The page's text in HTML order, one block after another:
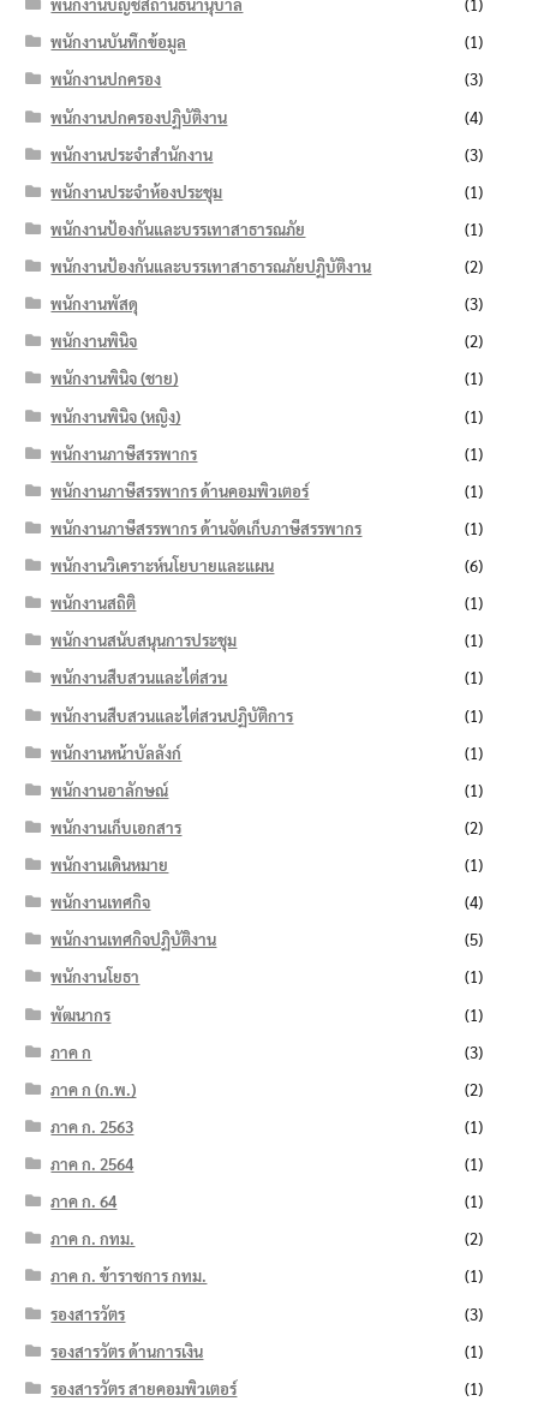
พนักงานบัญชีสถานธนานุบาล
(1)
พนักงานบันทึกข้อมูล
(1)
พนักงานปกครอง
(3)
พนักงานปกครองปฏิบัติงาน
(4)
พนักงานประจำสำนักงาน
(3)
พนักงานประจำห้องประชุม
(1)
พนักงานป้องกันและบรรเทาสาธารณภัย
(1)
พนักงานป้องกันและบรรเทาสาธารณภัยปฏิบัติงาน
(2)
พนักงานพัสดุ
(3)
พนักงานพินิจ
(2)
พนักงานพินิจ (ชาย)
(1)
พนักงานพินิจ (หญิง)
(1)
พนักงานภาษีสรรพากร
(1)
พนักงานภาษีสรรพากร ด้านคอมพิวเตอร์
(1)
พนักงานภาษีสรรพากร ด้านจัดเก็บภาษีสรรพากร
(1)
พนักงานวิเคราะห์นโยบายและแผน
(6)
พนักงานสถิติ
(1)
พนักงานสนับสนุนการประชุม
(1)
พนักงานสืบสวนและไต่สวน
(1)
พนักงานสืบสวนและไต่สวนปฏิบัติการ
(1)
พนักงานหน้าบัลลังก์
(1)
พนักงานอาลักษณ์
(1)
พนักงานเก็บเอกสาร
(2)
พนักงานเดินหมาย
(1)
พนักงานเทศกิจ
(4)
พนักงานเทศกิจปฏิบัติงาน
(5)
พนักงานโยธา
(1)
พัฒนากร
(1)
ภาค ก
(3)
ภาค ก (ก.พ.)
(2)
ภาค ก. 2563
(1)
ภาค ก. 2564
(1)
ภาค ก. 64
(1)
ภาค ก. กทม.
(2)
ภาค ก. ข้าราชการ กทม.
(1)
รองสารวัตร
(3)
รองสารวัตร ด้านการเงิน
(1)
รองสารวัตร สายคอมพิวเตอร์
(1)